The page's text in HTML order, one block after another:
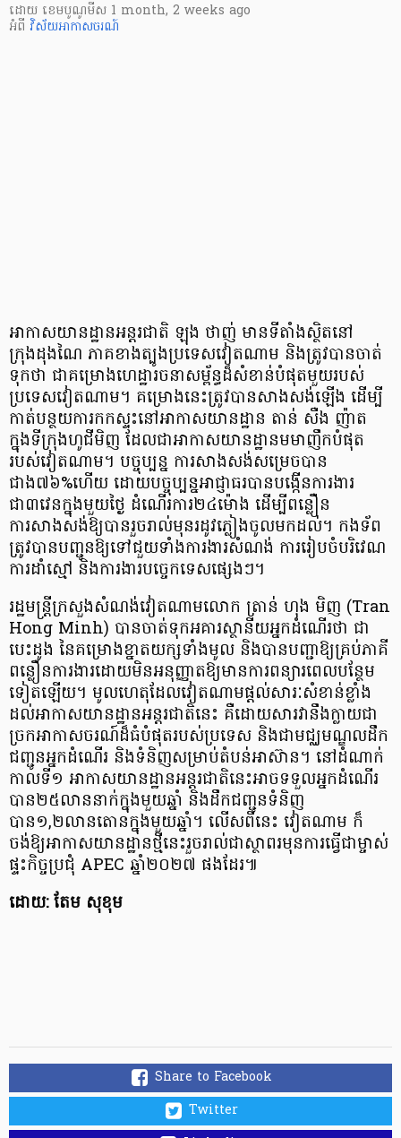
ដោយ ​ ខេមបូណូមីស 1 month, 2 weeks ago
អំពី វិស័យអាកាសចរណ៍
អាកាសយានដ្ឋាន​អន្តរជាតិ ឡុង ថាញ់ ​មាន​ទីតាំងស្ថិតនៅ
ក្រុងដុងណៃ ភាគខាងត្បូងប្រទេសវៀតណាម និងត្រូវបានចាត់
ទុកថា ជាគម្រោងហេដ្ឋារចនាសម្ព័ន្ធដ៏សំខាន់បំផុតមួយរបស់
ប្រទេស​វៀតណាម។ គម្រោងនេះត្រូវបានសាងសង់ឡើង ដើម្បី
កាត់បន្ថយ​ការកកស្ទះនៅអាកាសយានដ្ឋាន តាន់ សឺង ញ៉ាត
ក្នុងទីក្រុងហូជីមិញ ដែលជាអាកាសយានដ្ឋានមមាញឹកបំផុត
របស់វៀតណាម។ បច្ចុប្បន្ន ការសាងសង់សម្រេចបាន
ជាង៧៦%ហើយ ដោយបច្ចុប្បន្នអាជ្ញាធរបានបង្កើនការងារ
ជា៣វេនក្នុងមួយថ្ងៃ ដំណើរការ២៤ម៉ោង ដើម្បីពន្លឿន
ការសាងសង់ឱ្យបានរួចរាល់មុនរដូវភ្លៀងចូលមកដល់​។ កងទ័ព
ត្រូវបានបញ្ជូនឱ្យទៅជួយទាំងការងារសំណង់ ការរៀបចំបរិវេណ
ការដាំស្មៅ និងការងារបច្ចេកទេសផ្សេងៗ។
រដ្ឋមន្ត្រីក្រសួងសំណង់វៀតណាមលោក ត្រាន់ ហុង មិញ (Tran
Hong Minh) បានចាត់ទុកអគារស្ថានីយ​អ្នកដំណើរថា ​ជា​
បេះដូង នៃគម្រោងខ្នាតយក្សទាំងមូល និងបានបញ្ជាឱ្យគ្រប់ភាគី
ពន្លឿនការងារដោយមិនអនុញ្ញាតឱ្យមានការពន្យារពេលបន្ថែម
ទៀតឡើយ។ មូលហេតុដែលវៀតណាមផ្តល់សារៈសំខាន់ខ្លាំង
ដល់​អាកាសយានដ្ឋាន​អន្តរជាតិនេះ គឺដោយសារវានឹងក្លាយជា
ច្រកអាកាសចរណ៍​ដ៏ធំបំផុតរបស់ប្រទេស​ និងជាមជ្ឈមណ្ឌលដឹក
ជញ្ជូនអ្នកដំណើរ និងទំនិញសម្រាប់តំបន់​អាស៊ាន។ នៅដំណាក់
កាលទី១ ​អាកាសយានដ្ឋាន​អន្តរជាតិនេះអាចទទួលអ្នកដំណើរ
បាន២៥លាននាក់ក្នុងមួយឆ្នាំ និងដឹកជញ្ជូនទំនិញ
បាន១,២លានតោនក្នុងមួយឆ្នាំ។ លើសពីនេះ វៀតណាម ក៏
ចង់ឱ្យអាកាសយានដ្ឋានថ្មីនេះរួចរាល់ជាស្ថាពរមុនការធ្វើជាម្ចាស់
ផ្ទះកិច្ចប្រជុំ APEC ឆ្នាំ២០២៧ ផងដែរ៕
ដោយ: តែម សុខុម
Share to Facebook
Twitter